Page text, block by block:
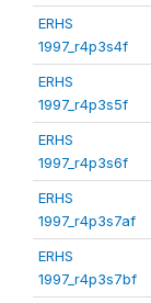
ERHS
1997_r4p3s4f
ERHS
1997_r4p3s5f
ERHS
1997_r4p3s6f
ERHS
1997_r4p3s7af
ERHS
1997_r4p3s7bf